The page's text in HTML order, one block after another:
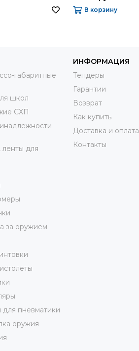
В корзину
габаритные
школ
СХП
для
за оружием
пневматики
оружия
ИНФОРМАЦИЯ
Тендеры
Гарантии
Возврат
Как купить
Доставка и оплата
Контакты